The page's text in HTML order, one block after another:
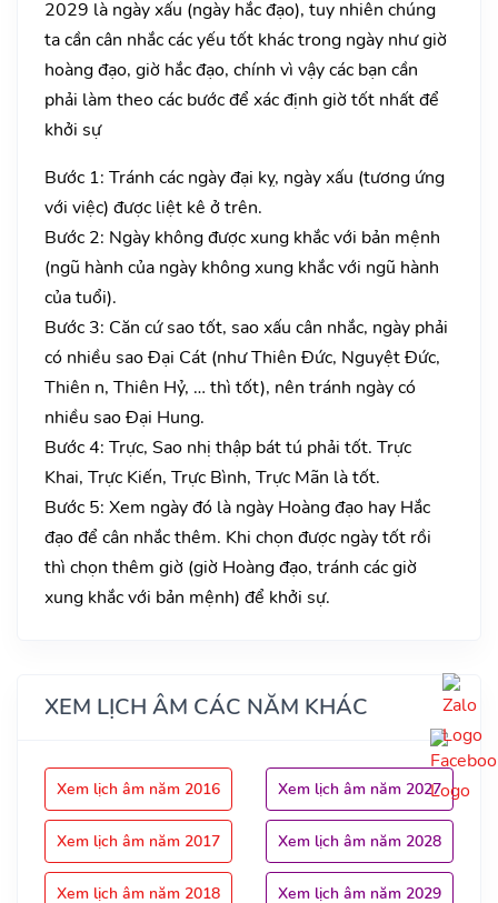
2029 là ngày xấu (ngày hắc đạo), tuy nhiên chúng
ta cần cân nhắc các yếu tốt khác trong ngày như giờ
hoàng đạo, giờ hắc đạo, chính vì vậy các bạn cần
phải làm theo các bước để xác định giờ tốt nhất để
khởi sự
Bước 1: Tránh các ngày đại kỵ, ngày xấu (tương ứng
với việc) được liệt kê ở trên.
Bước 2: Ngày không được xung khắc với bản mệnh
(ngũ hành của ngày không xung khắc với ngũ hành
của tuổi).
Bước 3: Căn cứ sao tốt, sao xấu cân nhắc, ngày phải
có nhiều sao Đại Cát (như Thiên Đức, Nguyệt Đức,
Thiên n, Thiên Hỷ, … thì tốt), nên tránh ngày có
nhiều sao Đại Hung.
Bước 4: Trực, Sao nhị thập bát tú phải tốt. Trực
Khai, Trực Kiến, Trực Bình, Trực Mãn là tốt.
Bước 5: Xem ngày đó là ngày Hoàng đạo hay Hắc
đạo để cân nhắc thêm. Khi chọn được ngày tốt rồi
thì chọn thêm giờ (giờ Hoàng đạo, tránh các giờ
xung khắc với bản mệnh) để khởi sự.
XEM LỊCH ÂM CÁC NĂM KHÁC
Xem lịch âm năm 2016
Xem lịch âm năm 2017
Xem lịch âm năm 2018
Xem lịch âm năm 2027
Xem lịch âm năm 2028
Xem lịch âm năm 2029